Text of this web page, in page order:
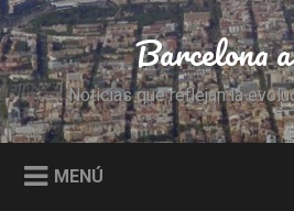
Saltar
al
contenido
Buscar Barcelona
Noticias que reflejan la
MENÚ